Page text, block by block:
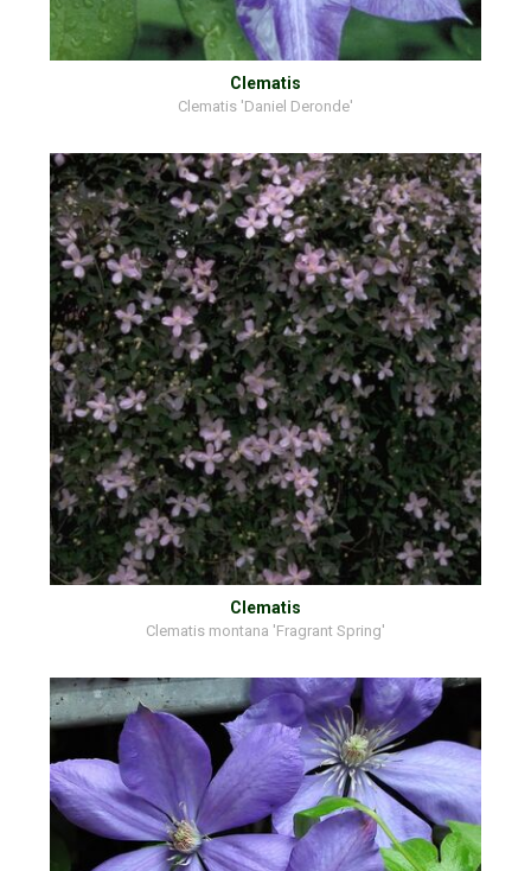
Clematis
Clematis 'Daniel Deronde'
Clematis
Clematis montana 'Fragrant Spring'